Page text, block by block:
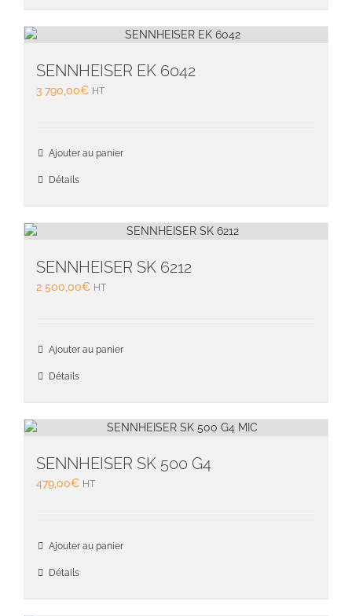
SENNHEISER EK 6042
3 790,00€ HT
Ajouter au panier
Détails
SENNHEISER SK 6212
2 500,00€ HT
Ajouter au panier
Détails
SENNHEISER SK 500 G4
479,00€ HT
Ajouter au panier
Détails